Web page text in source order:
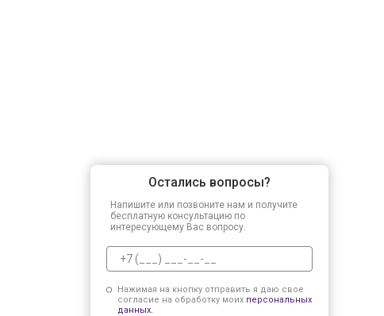
Остались вопросы?
Напишите или позвоните нам и получите
бесплатную консультацию по
интересующему Вас вопросу.
Нажимая на кнопку отправить я даю свое
согласие на обработку моих персональных
данных.